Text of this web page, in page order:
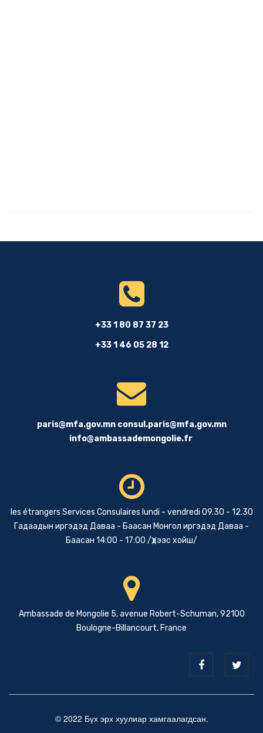
+33 1 80 87 37 23
+33 1 46 05 28 12
paris@mfa.gov.mn consul.paris@mfa.gov.mn
info@ambassademongolie.fr
les étrangers Services Consulaires lundi - vendredi 09.30 - 12.30
Гадаадын иргэдэд Даваа - Баасан Монгол иргэдэд Даваа -
Баасан 14:00 - 17:00 /Үдээс хойш/
Ambassade de Mongolie 5, avenue Robert-Schuman, 92100
Boulogne-Billancourt, France
© 2022 Бүх эрх хуулиар хамгаалагдсан.